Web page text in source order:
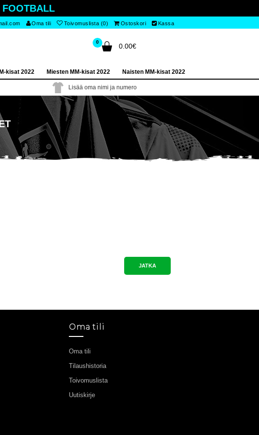
FOOTBALL
Oma tili Toivomuslista (0) Ostoskori Kassa
0
0.00€
kisat 2022 Miesten MM-kisat 2022 Naisten MM-kisat 2022
Lisää oma nimi ja numero
JATKA
Oma tili
Oma tili
Tilaushistoria
Toivomuslista
Uutiskirje